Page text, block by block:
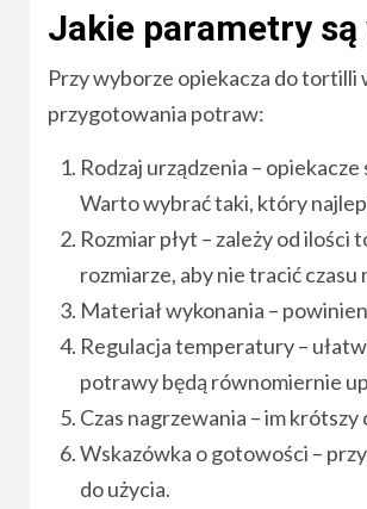
Jakie parametry
Przy wyborze opiekacza do tortilli
przygotowania potraw:
Rodzaj urządzenia –
Warto wybrać taki, który
Rozmiar płyt – zależy od
rozmiarze, aby nie tracić
Materiał wykonania –
Regulacja temperatury –
potrawy będą równomiernie
Czas nagrzewania – im
Wskazówka o gotowości –
do użycia.